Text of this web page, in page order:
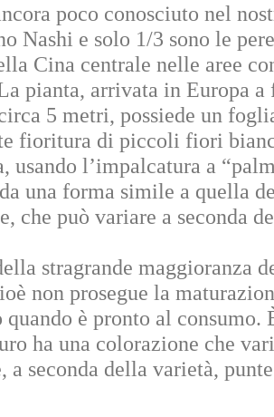
poco conosciuto nel
Nashi e solo 1/3 sono le
Cina centrale nelle aree
pianta, arrivata in Europa a
5 metri, possiede un
fioritura di piccoli fiori
usando l’impalcatura a
una forma simile a quella
che può variare a seconda
stragrande maggioranza
non prosegue la
è pronto al
ha una colorazione che
a seconda della varietà,